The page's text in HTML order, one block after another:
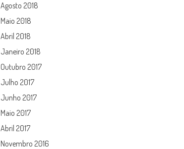
Agosto 2018
Maio 2018
Abril 2018
Janeiro 2018
Outubro 2017
Julho 2017
Junho 2017
Maio 2017
Abril 2017
Novembro 2016